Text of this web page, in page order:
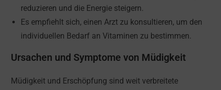
reduzieren und die Energie steigern.
Es empfiehlt sich, einen Arzt zu konsultieren, um den
individuellen Bedarf an Vitaminen zu bestimmen.
Ursachen und Symptome von Müdigkeit
Müdigkeit und Erschöpfung sind weit verbreitete